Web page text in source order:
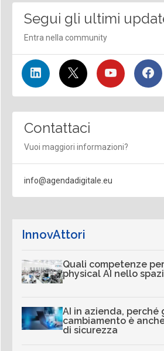
Segui gli ultimi
Entra nella community
Contattaci
Vuoi maggiori informazioni?
info@agendadigitale.eu
InnovAttori
Quali competenze
physical AI nello
AI in azienda, perché
cambiamento è
di sicurezza